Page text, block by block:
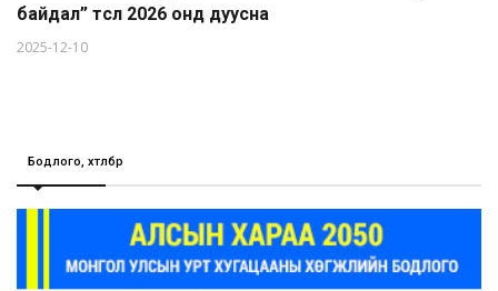
байдал” төсөл 2026 онд дуусна
2025-12-10
Бодлого, хөтөлбөр